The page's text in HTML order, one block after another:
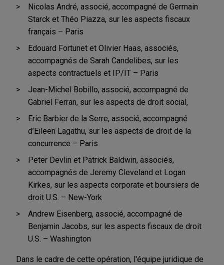
Nicolas André, associé, accompagné de Germain
Starck et Théo Piazza, sur les aspects fiscaux
français – Paris
Edouard Fortunet et Olivier Haas, associés,
accompagnés de Sarah Candelibes, sur les
aspects contractuels et IP/IT – Paris
Jean-Michel Bobillo, associé, accompagné de
Gabriel Ferran, sur les aspects de droit social,
Eric Barbier de la Serre, associé, accompagné
d’Eileen Lagathu, sur les aspects de droit de la
concurrence – Paris
Peter Devlin et Patrick Baldwin, associés,
accompagnés de Jeremy Cleveland et Logan
Kirkes, sur les aspects corporate et boursiers de
droit U.S. – New-York
Andrew Eisenberg, associé, accompagné de
Benjamin Jacobs, sur les aspects fiscaux de droit
U.S. – Washington
Dans le cadre de cette opération, l'équipe juridique de